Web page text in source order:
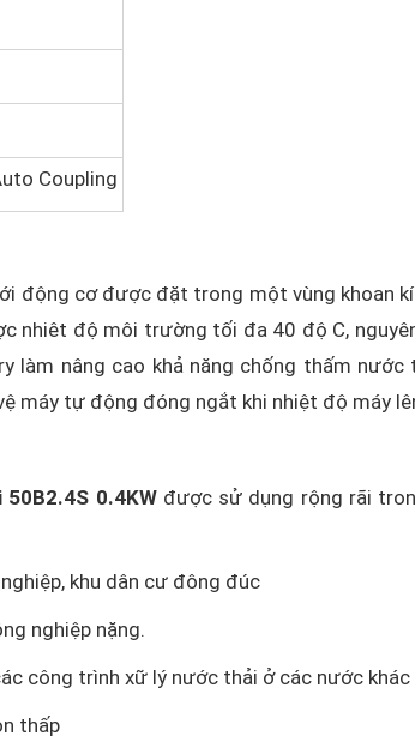
Coupling
động cơ được đặt trong một vùng khoan
nhiêt độ môi trường tối đa 40 độ C,
làm nâng cao khả năng chống thấm
máy tự động đóng ngắt khi nhiệt độ máy
0.4KWđược sử dụng rộng rãi
khu dân cư đông đúc
nghiệp nặng.
công trình xữ lý nước thải ở các nước khác
thấp